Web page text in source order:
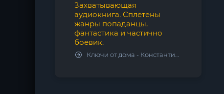
Захватывающая
аудиокнига. Сплетены
жанры попаданцы,
фантастика и частично
боевик.
Ключи от дома - Константин Калбазов